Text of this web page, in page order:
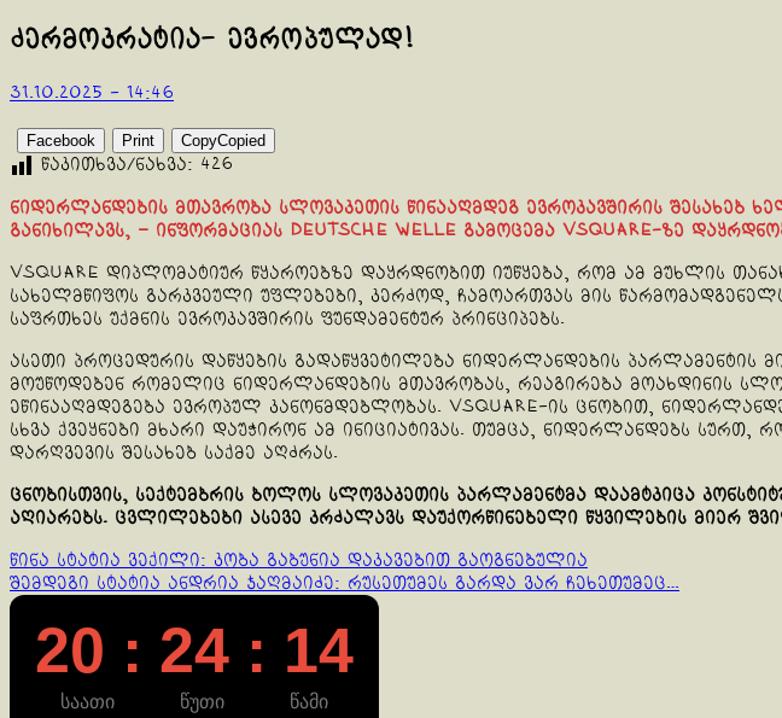
ძერმოკრატია- ევროპულად!
31.10.2025 - 14:46
Facebook Print CopyCopied
წაკითხვა/ნახვა: 426
ნიდერლანდების მთავრობა სლოვაკეთის წინააღმდეგ ევროკავშირის შესახებ
განიხილავს, – ინფორმაციას Deutsche Welle გამოცემა Vsquare-ზე
VSquare დიპლომატიურ წყაროებზე დაყრდნობით იუწყება, რომ ამ მუხლის
სახელმწიფოს გარკვეული უფლებები, კერძოდ, ჩამოართვას მის
საფრთხეს უქმნის ევროკავშირის ფუნდამენტურ პრინციპებს.
ასეთი პროცედურის დაწყების გადაწყვეტილება ნიდერლანდების
მოუწოდებენ რომელიც ნიდერლანდების მთავრობას, რეაგირება მოახდინის
ეწინააღმდეგება ევროპულ კანონმდებლობას. VSquare-ის ცნობით,
სხვა ქვეყნები მხარი დაუჭირონ ამ ინიციატივას. თუმცა, ნიდერლანდებს
დარღვევის შესახებ საქმე აღძრას.
ცნობისთვის, სექტემბრის ბოლოს სლოვაკეთის პარლამენტმა დაამტკიცა
აღიარებს. ცვლილებები ასევე კრძალავს დაუქორწინებელი წყვილების მიერ
Continue
Reading
წინა სტატია ვექილი: კობა გაბუნია დაკავებით გაოგნებულია
შემდეგი სტატია ანდრია ჯაღმაიძე: რუსეთუმეს გარდა ვარ ჩეხეთუმეც…
20 : 24 : 14
საათი წუთი წამი